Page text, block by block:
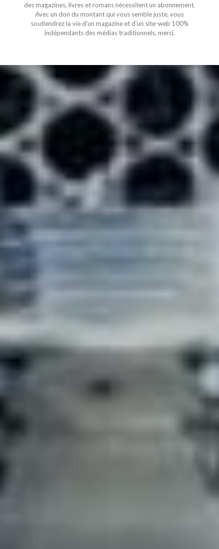
des magazines, livres et romans nécessitent un abonnement.
Avec un don du montant qui vous semble juste, vous
soutiendrez la vie d'un magazine et d'un site-web 100%
indépendants des médias traditionnels, merci.